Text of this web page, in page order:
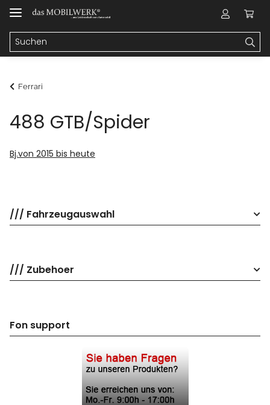
Ferrari
488 GTB/Spider
Bj.von 2015 bis heute
/// Fahrzeugauswahl
/// Zubehoer
Fon support